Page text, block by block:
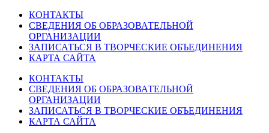
КОНТАКТЫ
СВЕДЕНИЯ ОБ ОБРАЗОВАТЕЛЬНОЙ
ОРГАНИЗАЦИИ
ЗАПИСАТЬСЯ В ТВОРЧЕСКИЕ ОБЪЕДИНЕНИЯ
КАРТА САЙТА
КОНТАКТЫ
СВЕДЕНИЯ ОБ ОБРАЗОВАТЕЛЬНОЙ
ОРГАНИЗАЦИИ
ЗАПИСАТЬСЯ В ТВОРЧЕСКИЕ ОБЪЕДИНЕНИЯ
КАРТА САЙТА